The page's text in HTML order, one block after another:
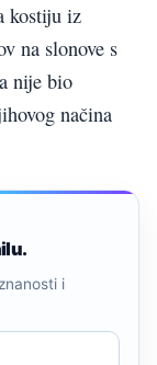
kostiju iz
na slonove s
nije bio
načina
i